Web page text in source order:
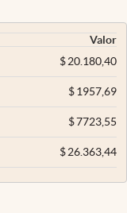
Valor
$20.180,40
$1957,69
$7723,55
$26.363,44